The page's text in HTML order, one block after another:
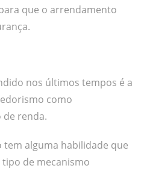
que o arrendamento
nos últimos tempos é a
como
de renda.
alguma habilidade que
de mecanismo